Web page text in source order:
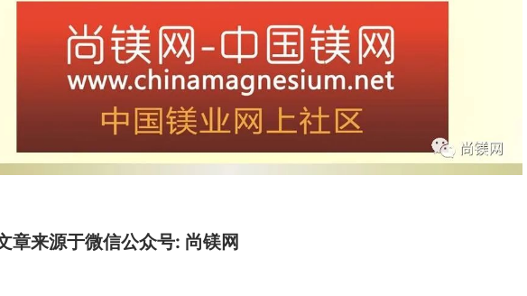
章来源于微信公众号: 尚镁网